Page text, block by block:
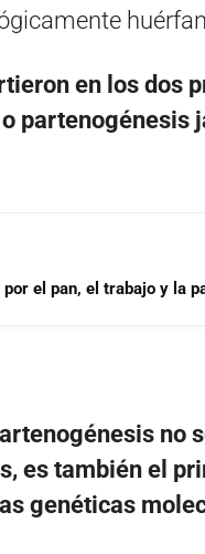
en los dos
partenogénesis
el pan, el trabajo y la
no
es también el
genéticas